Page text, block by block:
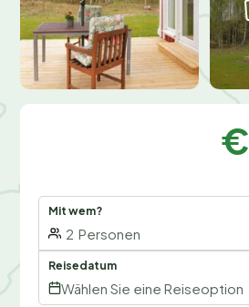
Mit wem?
2 Personen
Reisedatum
Wählen Sie eine Reiseoption